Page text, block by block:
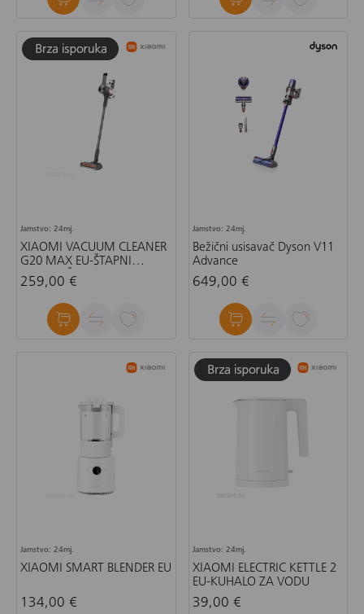
Jamstvo: 24mj.
XIAOMI VACUUM CLEANER
G20 MAX EU-ŠTAPNI
USISAVAČ
259,00 €
Jamstvo: 24mj.
Bežični usisavač Dyson V11
Advance
649,00 €
Jamstvo: 24mj.
XIAOMI SMART BLENDER EU
134,00 €
Jamstvo: 24mj.
XIAOMI ELECTRIC KETTLE 2
EU-KUHALO ZA VODU
39,00 €